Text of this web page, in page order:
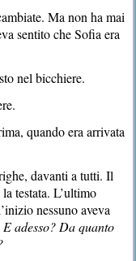
Ma non ha mai
sentito che Sofia era
nel bicchiere.
quando era arrivata
davanti a tutti. Il
testata. L’ultimo
nessuno aveva
E adesso? Da quanto